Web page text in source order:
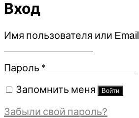
Вход
Имя пользователя или Email
Пароль *Обязательно
Запомнить меня Войти
Забыли свой пароль?